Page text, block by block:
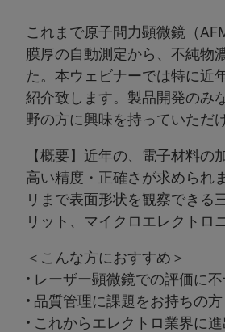
これまで原子間力顕微鏡（
膜厚の自動測定から、不純物
た。本ウェビナーでは特に近
紹介致します。製品開発のみ
野の方に興味を持っていただ
【概要】近年の、電子材料
高い精度・正確さが求められ
リまで表面形状を観察できる
リット、マイクロエレクトロ
＜こんな方におすすめ＞
• レーザー顕微鏡での評価に
• 品質管理に課題をお持ちの方
• これからエレクトロ業界に